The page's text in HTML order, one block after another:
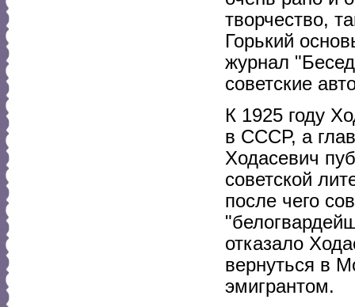
творчество,
Горький
журнал
советские
К 1925 году
в СССР, а
Ходасевич
советской
после чего
отказало
вернуться в
эмигрантом.